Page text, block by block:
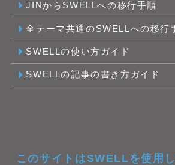
JINからSWELLへの移行手順
全テーマ共通のSWELLへの移行
SWELLの使い方ガイド
SWELLの記事の書き方ガイド
このサイトはSWELLを使用